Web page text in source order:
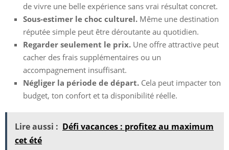
de vivre une belle expérience sans vrai résultat concret.
Sous-estimer le choc culturel. Même une destination
réputée simple peut être déroutante au quotidien.
Regarder seulement le prix. Une offre attractive peut
cacher des frais supplémentaires ou un
accompagnement insuffisant.
Négliger la période de départ. Cela peut impacter ton
budget, ton confort et ta disponibilité réelle.
Lire aussi : Défi vacances : profitez au maximum
cet été